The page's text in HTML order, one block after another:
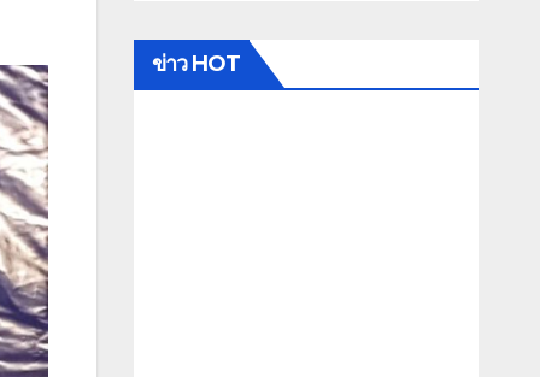
ข่าว HOT